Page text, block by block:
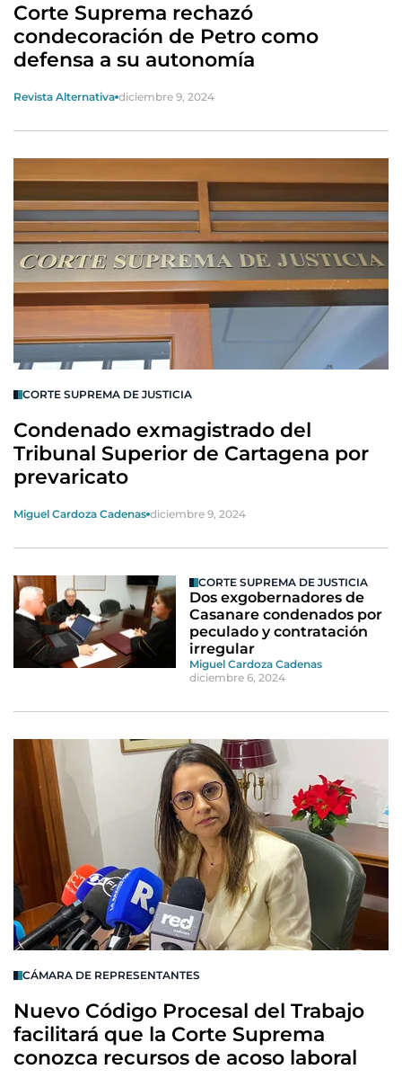
Corte Suprema rechazó
condecoración de Petro como
defensa a su autonomía
Revista Alternativa diciembre 9, 2024
CORTE SUPREMA DE JUSTICIA
Condenado exmagistrado del
Tribunal Superior de Cartagena por
prevaricato
Miguel Cardoza Cadenas diciembre 9, 2024
CORTE SUPREMA DE JUSTICIA
Dos exgobernadores de
Casanare condenados por
peculado y contratación
irregular
Miguel Cardoza Cadenas
diciembre 6, 2024
CÁMARA DE REPRESENTANTES
Nuevo Código Procesal del Trabajo
facilitará que la Corte Suprema
conozca recursos de acoso laboral